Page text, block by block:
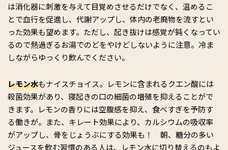
は消化器に刺激を与えて目覚めさせるだけでなく、温めるこ
とで血行を促進し、代謝アップし、体内の老廃物を流すとい
った効果も望めます。ただし、起き抜けは感覚が鈍くなってい
るので熱過ぎるお湯でのどをやけどしないように注意。冷ま
しながらゆっくり飲んでください。
レモン水もナイスチョイス。レモンに含まれるクエン酸には
殺菌効果があり、寝起きの口の細菌の増殖を抑えることがで
きます。レモンの香りには空腹感を抑え、食べすぎを予防す
る働きが。また、キレート効果により、カルシウムの吸収率
がアップし、骨をじょうぶにする効果も！ 朝、糖分の多い
ジュースを飲む習慣のある人は、レモン水に切り替えるのもよ